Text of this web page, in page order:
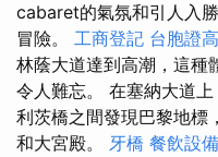
cabaret的氣氛和引人入
冒險。 工商登記 台胞證
林蔭大道達到高潮，這種
令人難忘。 在塞納大道
利茨橋之間發現巴黎地標
和大宮殿。 牙橋 餐飲設